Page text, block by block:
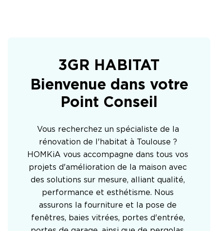
3GR HABITAT
Bienvenue dans votre
Point Conseil
Vous recherchez un spécialiste de la
rénovation de l'habitat à Toulouse ?
HOMKiA vous accompagne dans tous vos
projets d'amélioration de la maison avec
des solutions sur mesure, alliant qualité,
performance et esthétisme. Nous
assurons la fourniture et la pose de
fenêtres, baies vitrées, portes d'entrée,